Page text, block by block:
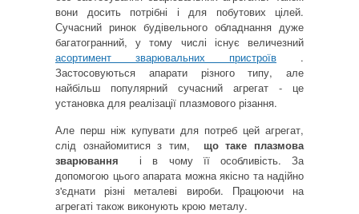
вони досить потрібні і для побутових цілей.
Сучасний ринок будівельного обладнання дуже
багатогранний, у тому числі існує величезний
асортимент зварювальних пристроїв .
Застосовуються апарати різного типу, але
найбільш популярний сучасний агрегат - це
установка для реалізації плазмового різання.
Але перш ніж купувати для потреб цей агрегат,
слід ознайомитися з тим, що таке плазмова
зварювання
і в чому її особливість.За
допомогою цього апарата можна якісно та надійно
з'єднати різні металеві вироби. Працюючи на
агрегаті також виконують крою металу.